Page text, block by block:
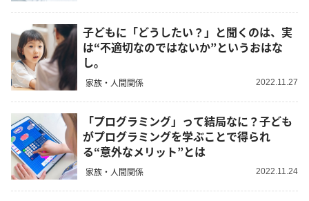
子どもに「どうしたい？」と聞くのは、実
は“不適切なのではないか”というおはな
し。
家族・人間関係 2022.11.27
「プログラミング」って結局なに？子ども
がプログラミングを学ぶことで得られ
る“意外なメリット”とは
家族・人間関係 2022.11.24